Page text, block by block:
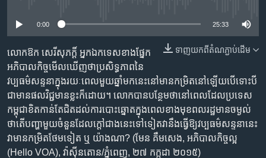
សម្ព័ន្ធ​
និង​
ចូល​
ទៅ​
កាន់​
ទំព័រ​
ស្វែង​
រក
Khmer English
បណ្តាញ​សង្គម
ភាសា
0:00 25:33
ទាញ​យក​ពី​តំណភ្ជាប់​ដើម
លោក​ឱក សេរីសុភក្តិ៍ អ្នក​ឯកទេស​ខាងផ្នែក​
អភិបាល​កិច្ច​មើល​ឃើញ​ថា​ប្រសិទ្ធភាព​នៃ​
វប្បធម៌​សន្ទនា​ក្នុង​រយៈ​ពេល​មួយ​ឆ្នាំមក​នេះ​នៅ​មាន​កម្រិត​នៅឡើយ​បើ​ទោះបី​
ជា​មាន​ផល​វិជ្ជមាន​ខ្លះ​ក៏ដោយ។ លោក​បាន​បន្ថែម​ថា​​នៅ​ពេល​ដែល​ប្រទេស​
កម្ពុជា​​ខិត​កាន់​តែ​ជិត​ដល់​ការ​បោះឆ្នោត​ក្នុង​ពេល​ខាងមុខ​ពលរដ្ឋ​មាន​ចម្ងល់​
ថា​តើ​បញ្ហា​មួយចំនួន​ដែល​ក្តៅ​ជាង​នេះ​ទៅទៀត​វានឹង​ធ្វើ​ឱ្យ​វប្បធម៌​សន្ទនា​នេះ​
វា​មាន​កម្រិត​ថែម​ទៀត ឬ យ៉ាងណា? (មែន គឹមសេង, អភិបាលកិច្ច​ល្អ
(Hello VOA), វ៉ាស៊ីនតោន/ភ្នំពេញ, ២៧ កក្កដា ២០១៥)